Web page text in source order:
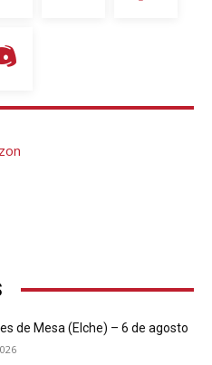
de Mesa (Elche) – 6 de agosto